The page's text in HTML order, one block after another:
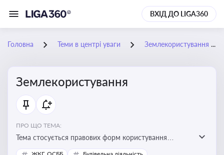
ВХІД ДО LIGA360
Головна Теми в центрі уваги Землекористування
Землекористування
ПРО ЩО ТЕМА:
Тема стосується правових форм користування
землею, зокрема умов доступу, володіння та